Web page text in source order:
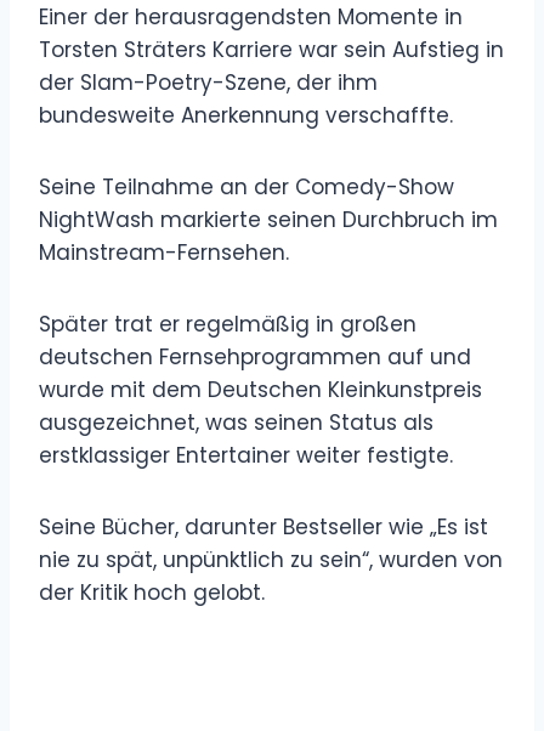
Einer der herausragendsten Momente in
Torsten Sträters Karriere war sein Aufstieg in
der Slam-Poetry-Szene, der ihm
bundesweite Anerkennung verschaffte.
Seine Teilnahme an der Comedy-Show
NightWash markierte seinen Durchbruch im
Mainstream-Fernsehen.
Später trat er regelmäßig in großen
deutschen Fernsehprogrammen auf und
wurde mit dem Deutschen Kleinkunstpreis
ausgezeichnet, was seinen Status als
erstklassiger Entertainer weiter festigte.
Seine Bücher, darunter Bestseller wie „Es ist
nie zu spät, unpünktlich zu sein“, wurden von
der Kritik hoch gelobt.